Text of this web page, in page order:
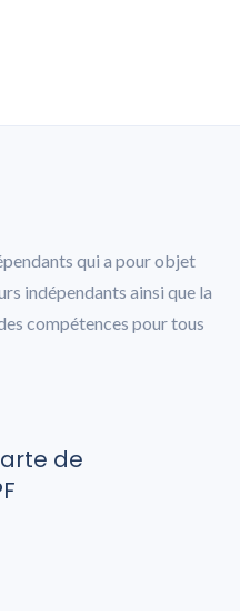
qui a pour objet
indépendants ainsi que la
compétences pour tous
de